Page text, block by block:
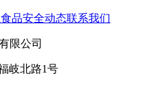
食品安全动态联系我们
限公司
岐北路1号